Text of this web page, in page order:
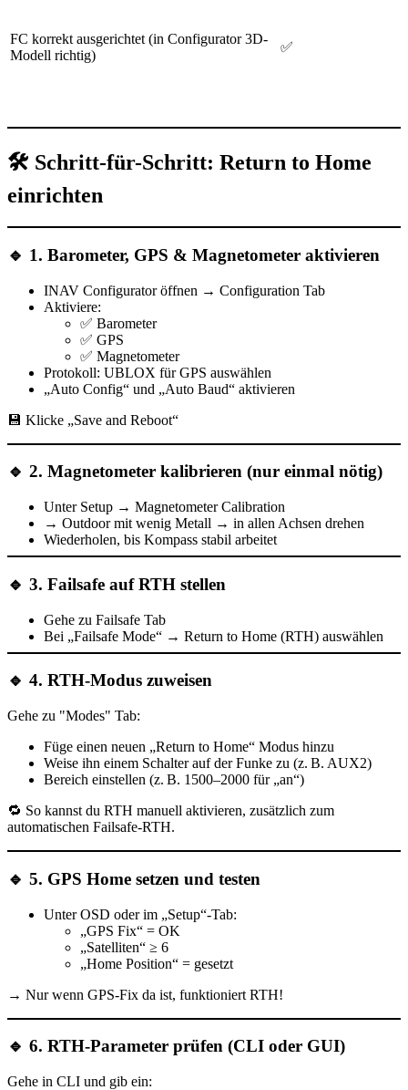
FC korrekt ausgerichtet (in Configurator 3D-
Modell richtig)
✅
🛠️ Schritt-für-Schritt: Return to Home
einrichten
🔹 1. Barometer, GPS & Magnetometer aktivieren
INAV Configurator öffnen → Configuration Tab
Aktiviere:
✅ Barometer
✅ GPS
✅ Magnetometer
Protokoll: UBLOX für GPS auswählen
„Auto Config“ und „Auto Baud“ aktivieren
💾 Klicke „Save and Reboot“
🔹 2. Magnetometer kalibrieren (nur einmal nötig)
Unter Setup → Magnetometer Calibration
→ Outdoor mit wenig Metall → in allen Achsen drehen
Wiederholen, bis Kompass stabil arbeitet
🔹 3. Failsafe auf RTH stellen
Gehe zu Failsafe Tab
Bei „Failsafe Mode“ → Return to Home (RTH) auswählen
🔹 4. RTH-Modus zuweisen
Gehe zu "Modes" Tab:
Füge einen neuen „Return to Home“ Modus hinzu
Weise ihn einem Schalter auf der Funke zu (z. B. AUX2)
Bereich einstellen (z. B. 1500–2000 für „an“)
🔁 So kannst du RTH manuell aktivieren, zusätzlich zum
automatischen Failsafe-RTH.
🔹 5. GPS Home setzen und testen
UnterOSD oder im „Setup“-Tab:
„GPS Fix“ = OK
„Satelliten“ ≥ 6
„Home Position“ = gesetzt
→ Nur wenn GPS-Fix da ist, funktioniert RTH!
🔹 6. RTH-Parameter prüfen (CLI oder GUI)
Gehe in CLI und gib ein: